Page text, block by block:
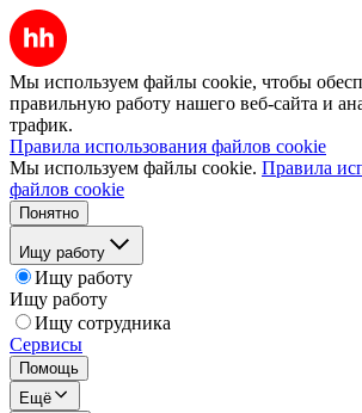
Мы используем файлы cookie, чтобы
правильную работу нашего веб-сайта и
трафик.
Правила использования файлов cookie
Мы используем файлы cookie. Правила
файлов cookie
Понятно
Ищу работу
Ищу работу
Ищу работу
Ищу сотрудника
Сервисы
Помощь
Ещё